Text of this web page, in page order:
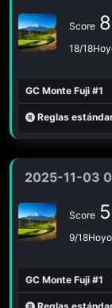
Score
18/
GC Monte Fuji #1
Reglas
2025-11-03
Score
9/
GC Monte Fuji #1